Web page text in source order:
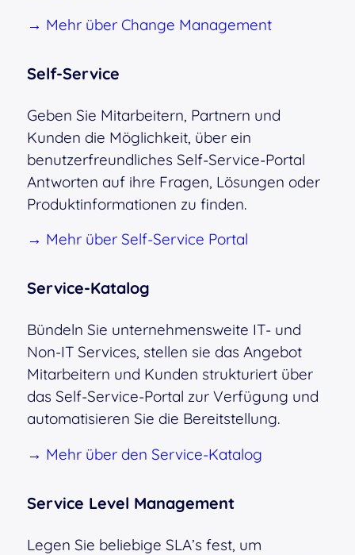
→ Mehr über Change Management
Self-Service
Geben Sie Mitarbeitern, Partnern und
Kunden die Möglichkeit, über ein
benutzerfreundliches Self-Service-Portal
Antworten auf ihre Fragen, Lösungen oder
Produktinformationen zu finden.
→ Mehr über Self-Service Portal
Service-Katalog
Bündeln Sie unternehmensweite IT- und
Non-IT Services, stellen sie das Angebot
Mitarbeitern und Kunden strukturiert über
das Self-Service-Portal zur Verfügung und
automatisieren Sie die Bereitstellung.
→ Mehr über den Service-Katalog
Service Level Management
Legen Sie beliebige SLA’s fest, um